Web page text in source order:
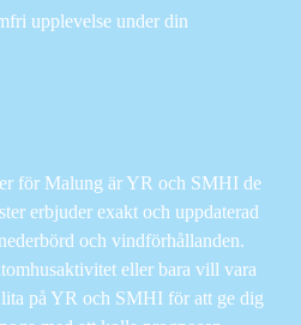
upplevelse under din
för Malung är YR och SMHI de
erbjuder exakt och uppdaterad
och vindförhållanden.
eller bara vill vara
på YR och SMHI för att ge dig